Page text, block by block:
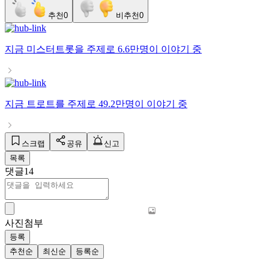
추천0 비추천0
지금 미스터트롯을 주제로 6.6만명이 이야기 중
지금 트로트를 주제로 49.2만명이 이야기 중
스크랩 공유
신고
목록
댓글14
사진첨부
등록
추천순
최신순 등록순